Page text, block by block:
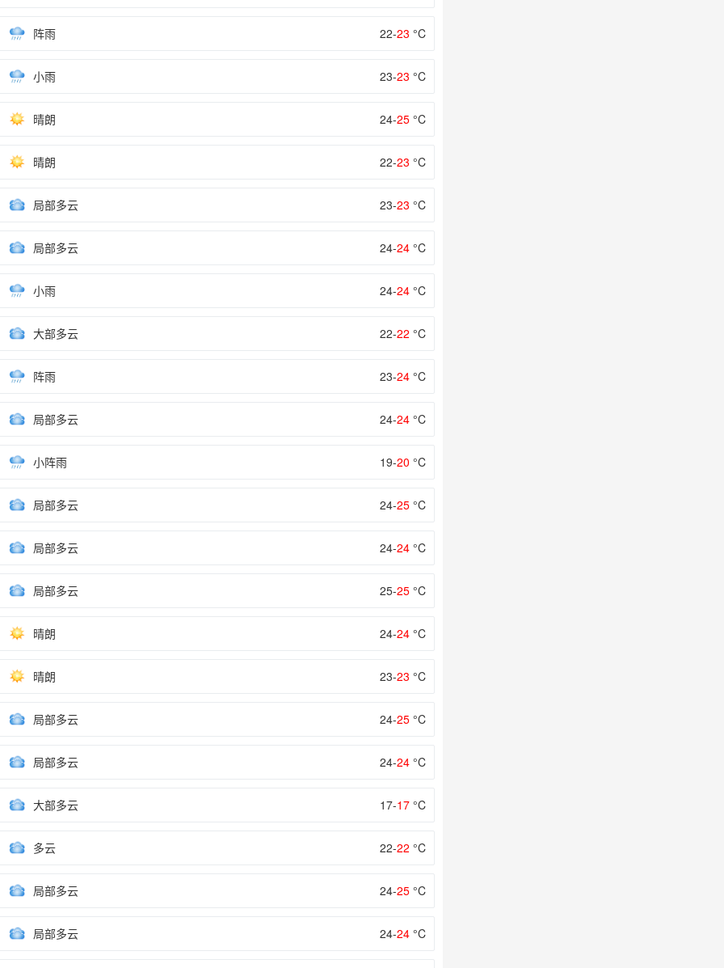
阵雨 22-23 °C
小雨 23-23 °C
晴朗 24-25 °C
晴朗 22-23 °C
局部多云 23-23 °C
局部多云 24-24 °C
小雨 24-24 °C
大部多云 22-22 °C
阵雨 23-24 °C
局部多云 24-24 °C
小阵雨 19-20 °C
局部多云 24-25 °C
局部多云 24-24 °C
局部多云 25-25 °C
晴朗 24-24 °C
晴朗 23-23 °C
局部多云 24-25 °C
局部多云 24-24 °C
大部多云 17-17 °C
多云 22-22 °C
局部多云 24-25 °C
局部多云 24-24 °C